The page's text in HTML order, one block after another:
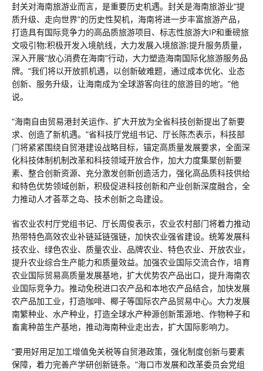
封关对海南旅游业而言，是重要历史机遇。封关是海南旅游业“提
质升级、走向世界”的历史性契机，海南将进一步丰富旅游产品，
打造具有国际竞争力的高品质旅游项目、标志性旅游大IP和重磅旅
文吸引物;积极开发入境航线，大力发展入境旅游;提升服务质量，
深入开展“放心消费在海南”行动，大力塑造海南国际化旅游服务品
牌。“我们将以开放抓机遇，以创新破难题，通过成本优化、业态
创新、服务升级，让海南成为‘全球游客向往的旅游目的地’。”他
说。
“海南自由贸易港封关运作、扩大开放为全省科技创新提出了新要
求、创造了新机遇。”省科技厅党组书记、厅长陈杰表示，科技部
门将紧紧围绕自贸港建设战略目标，锚定高质量发展要求，全面深
化科技体制机制改革和科技领域开放合作，加大力度集聚创新要
素、整合创新资源、充分激发创新创造活力，强化高品质科技供给
和特色优势领域创新，积极促进科技创新和产业创新深度融合，全
力推动人才荟萃之岛、技术创新之岛建设。
省农业农村厅党组书记、厅长周俊表示，农业农村部门将着力推动
热带特色高效农业补链延链强链，加快农业强省建设。统筹发展科
技农业、绿色农业、质量农业、品牌农业、特色农业、开放农业，
提升农业综合生产能力和质量效益。加强农业国际交流合作，培育
农业国际贸易高质量发展基地，扩大优势农产品出口，提升海南农
业国际竞争力。推动免税进口农产品和本地农产品结合，加快发展
农产品加工业，打造咖啡、椰子等国际农产品贸易中心。大力发展
南繁种业、水产种业，打造全球水产种源创新策源地、作物种子和
畜禽种苗生产基地，推动海南种业走出去，扩大国际影响力。
“要用好用足加工增值免关税等自贸港政策，强化制度创新与要素
保障，着力完善产学研创新链条。”海口市发展和改革委员会党组